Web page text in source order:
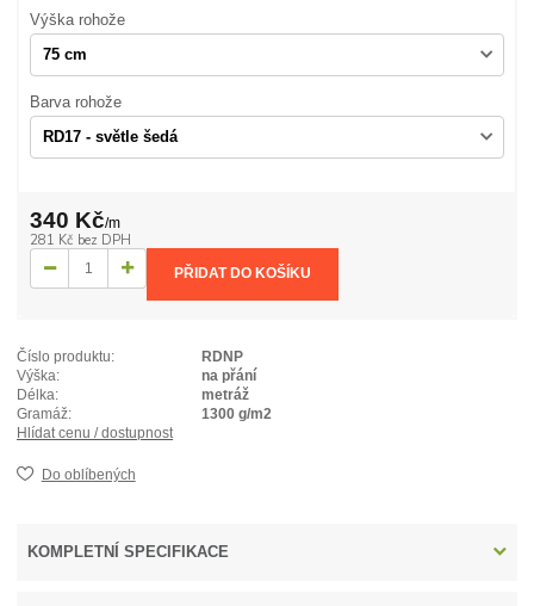
Výška rohože
Barva rohože
340 Kč/m
281 Kč bez DPH
PŘIDAT DO KOŠÍKU
Číslo produktu:
RDNP
Výška:
na přání
Délka:
metráž
Gramáž:
1300 g/m2
Hlídat cenu / dostupnost
Do oblíbených
KOMPLETNÍ SPECIFIKACE